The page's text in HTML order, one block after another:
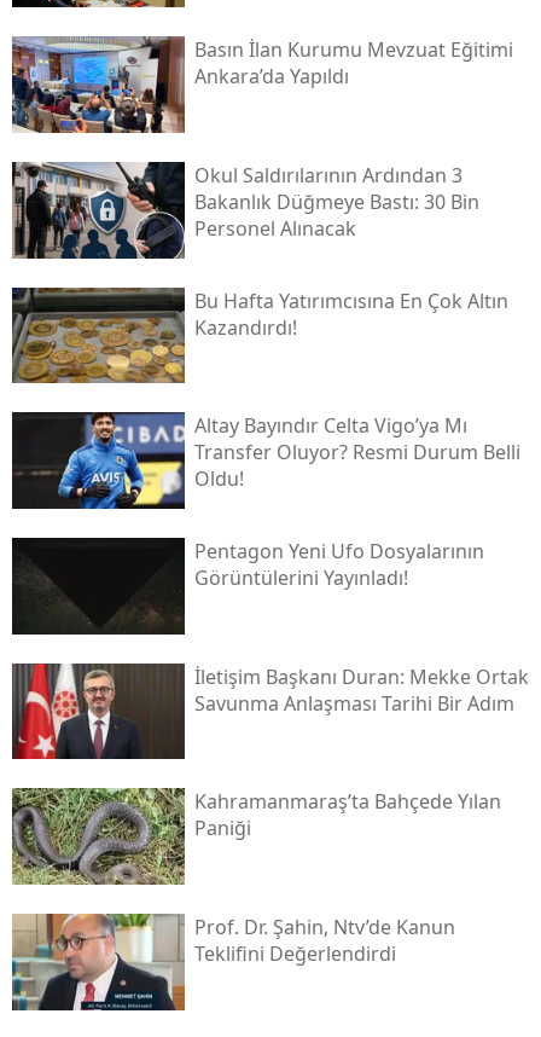
Basın İlan Kurumu Mevzuat Eğitimi
Ankara’da Yapıldı
Okul Saldırılarının Ardından 3
Bakanlık Düğmeye Bastı: 30 Bin
Personel Alınacak
Bu Hafta Yatırımcısına En Çok Altın
Kazandırdı!
Altay Bayındır Celta Vigo’ya Mı
Transfer Oluyor? Resmi Durum Belli
Oldu!
Pentagon Yeni Ufo Dosyalarının
Görüntülerini Yayınladı!
İletişim Başkanı Duran: Mekke Ortak
Savunma Anlaşması Tarihi Bir Adım
Kahramanmaraş’ta Bahçede Yılan
Paniği
Prof. Dr. Şahin, Ntv’de Kanun
Teklifini Değerlendirdi